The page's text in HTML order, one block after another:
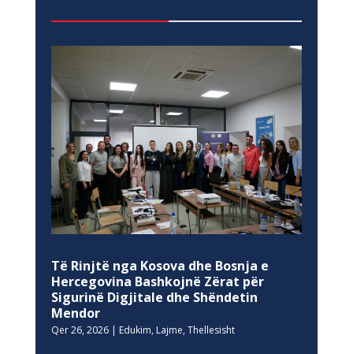
Të Rinjtë nga Kosova dhe Bosnja e
Hercegovina Bashkojnë Zërat për
Sigurinë Digjitale dhe Shëndetin
Mendor
Qer 26, 2026| Edukim, Lajme, Thellesisht